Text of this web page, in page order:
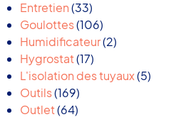
Entretien 3333
produits
Goulottes 106106
produits
Humidificateur 22
Hygrostat 1717
produits
L'isolation des tuyaux 55
Outils 169169
produits
Outlet 6464